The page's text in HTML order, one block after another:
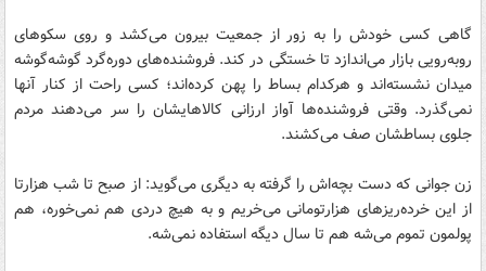
گاهی کسی خودش را به زور از جمعیت بیرون می‌کشد و روی سکوهای
روبه‌رویی بازار می‌اندازد تا خستگی در کند. فروشنده‌های دوره‌گرد گوشه‌گوشه
میدان نشسته‌اند و هرکدام بساط را پهن کرده‌اند؛ کسی راحت از کنار آنها
نمی‌گذرد. وقتی فروشنده‌ها آواز ارزانی کالاهایشان را سر می‌دهند مردم
جلوی بساطشان صف می‌کشند.
زن جوانی که دست بچه‌اش را گرفته به دیگری می‌گوید: از صبح تا شب هزارتا
از این خرده‌ریز‌های هزارتومانی می‌خریم و به هیچ دردی هم نمی‌خوره، هم
پولمون تموم می‌شه هم تا سال دیگه استفاده نمی‌شه.